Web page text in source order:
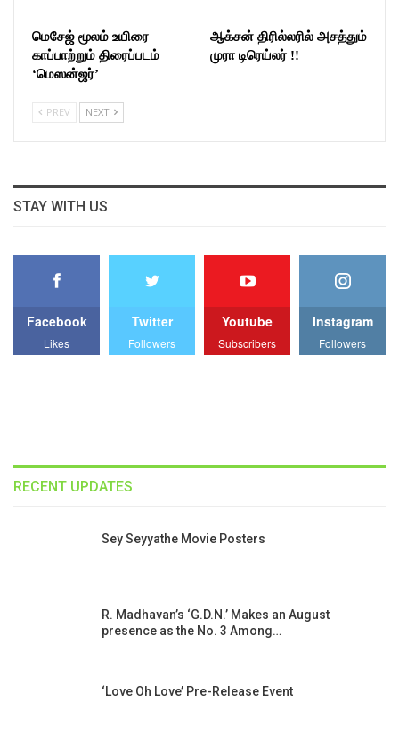
மெசேஜ் மூலம் உயிரை
காப்பாற்றும் திரைப்படம்
‘மெஸன்ஜர்’
ஆக்சன் திரில்லரில் அசத்தும்
முரா டிரெய்லர் !!
PREV NEXT
STAY WITH US
Facebook
Likes
Twitter
Followers
Youtube
Subscribers
Instagram
Followers
RECENT UPDATES
Sey Seyyathe Movie Posters
R. Madhavan’s ‘G.D.N.’ Makes an August
presence as the No. 3 Among…
‘Love Oh Love’ Pre-Release Event